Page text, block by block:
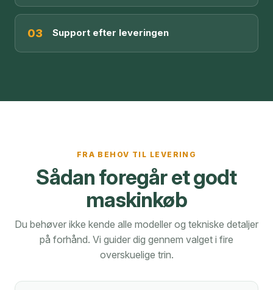
03 Support efter leveringen
FRA BEHOV TIL LEVERING
Sådan foregår et godt
maskinkøb
Du behøver ikke kende alle modeller og tekniske detaljer
på forhånd. Vi guider dig gennem valget i fire
overskuelige trin.